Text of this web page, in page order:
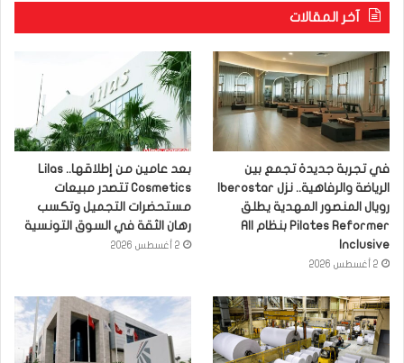
آخر المقالات
في تجربة جديدة تجمع بين
رويال المنصور المهدية يطلق
Pilates Reformer بنظام All
Inclusive
2 أغسطس 2026
بعد عامين من إطلاقها.. Lilas
Cosmetics تتصدر مبيعات
مستحضرات التجميل وتكسب
رهان الثقة في السوق التونسية
2 أغسطس 2026